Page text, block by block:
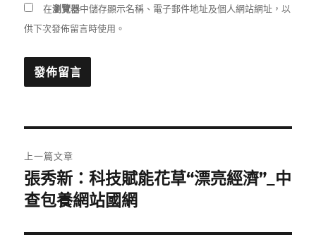
在瀏覽器中儲存顯示名稱、電子郵件地址及個人網站網址，以
供下次發佈留言時使用。
章
導
覽
上一篇文章
上
一
文
張秀新：科技賦能花草“漂亮經濟”_中
查包養網站國網